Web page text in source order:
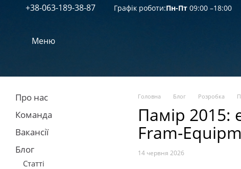
Перейти к основному контенту
+38-063-189-38-87 Графік роботи:Пн-Пт 09:00 –18:00
Меню
Головна Блог Розробка
Памір 2015:
Fram-
14 червня 2026
Про нас
Команда
Вакансії
Блог
Статті